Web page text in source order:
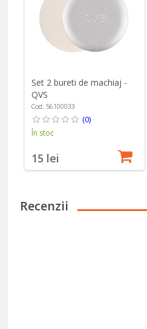
Set 2 bureti de machiaj -
QVS
Cod: 56100033
(0)
În stoc
15 lei
Recenzii